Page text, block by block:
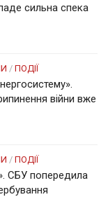
сильна спека
/ ПОДІЇ
війни вже
/ ПОДІЇ
СБУ попередила